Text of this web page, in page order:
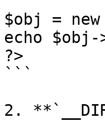
$obj =
echo $obj-
?>
```
2.